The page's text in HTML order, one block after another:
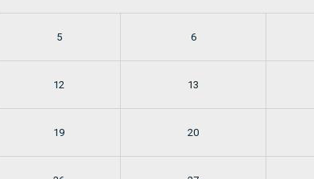
5 6
12 13
19 20